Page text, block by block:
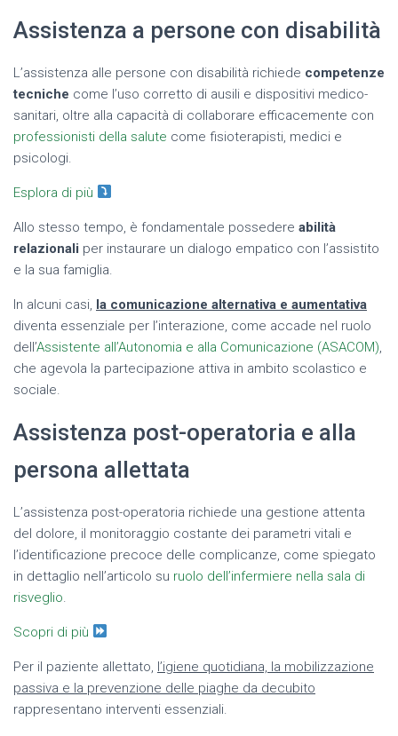
Assistenza a persone con disabilità
L’assistenza alle persone con disabilità richiede competenze
tecniche come l’uso corretto di ausili e dispositivi medico-
sanitari, oltre alla capacità di collaborare efficacemente con
professionisti della salute come fisioterapisti, medici e
psicologi.
Esplora di più
Allo stesso tempo, è fondamentale possedere abilità
relazionali per instaurare un dialogo empatico con l’assistito
e la sua famiglia.
In alcuni casi, la comunicazione alternativa e aumentativa
diventa essenziale per l’interazione, come accade nel ruolo
dell’Assistente all’Autonomia e alla Comunicazione (ASACOM),
che agevola la partecipazione attiva in ambito scolastico e
sociale.
Assistenza post-operatoria e alla
persona allettata
L’assistenza post-operatoria richiede una gestione attenta
del dolore, il monitoraggio costante dei parametri vitali e
l’identificazione precoce delle complicanze, come spiegato
in dettaglio nell’articolo su ruolo dell’infermiere nella sala di
risveglio.
Scopri di più
Per il paziente allettato, l’igiene quotidiana, la mobilizzazione
passiva e la prevenzione delle piaghe da decubito
rappresentano interventi essenziali.